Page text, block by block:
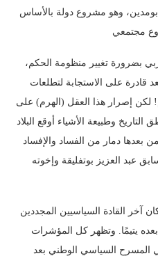
وهو مشروع دولة بالأساس
بضرورة تغيير منظومة الحكم،
قادرة على الاستجابة لتطلعات
إصرار هذا العقل (الهرم) على
وطبيعة الأشياء أوقع البلاد
دمار من الفساد والإفساد
عبد العزيز بوتفليقة وإخوته
آخر القادة السياسيين المجددين
يتيمًا. وتظهر كل المؤشرات
المسرح السياسي الوطني بعد